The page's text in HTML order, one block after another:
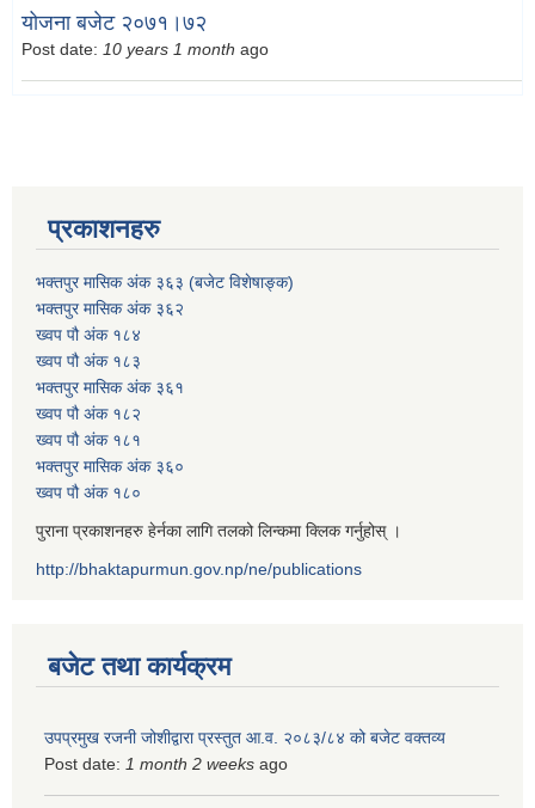
योजना बजेट २०७१।७२
Post date: 10 years 1 month ago
प्रकाशनहरु
भक्तपुर मासिक अंक ३६३ (बजेट विशेषाङ्क)
भक्तपुर मासिक अंक ३६२
ख्वप पौ अंक १८४
ख्वप पौ अंक १८३
भक्तपुर मासिक अंक ३६१
ख्वप पौ अंक १८२
ख्वप पौ अंक १८१
भक्तपुर मासिक अंक ३६०
ख्वप पौ अंक १८०
पुराना प्रकाशनहरु हेर्नका लागि तलको लिन्कमा क्लिक गर्नुहोस् ।
http://bhaktapurmun.gov.np/ne/publications
बजेट तथा कार्यक्रम
उपप्रमुख रजनी जोशीद्वारा प्रस्तुत आ.व. २०८३/८४ को बजेट वक्तव्य
Post date: 1 month 2 weeks ago